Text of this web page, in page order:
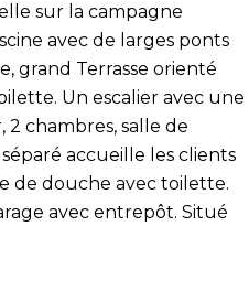
sur la campagne
avec de larges ponts
grand Terrasse orienté
Un escalier avec une
chambres, salle de
accueille les clients
de douche avec toilette.
avec entrepôt. Situé